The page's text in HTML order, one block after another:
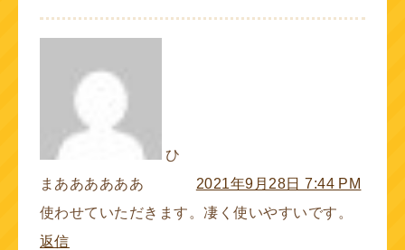
ひ
まああああああ
2021年9月28日 7:44 PM
使わせていただきます。凄く使いやすいです。
返信